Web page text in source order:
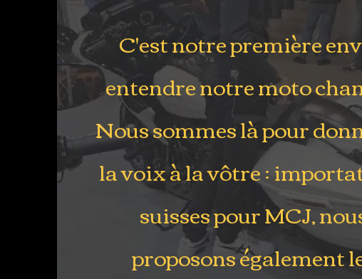
C'est notre première
entendre notre moto
Nous sommes là pour
la voix à la vôtre :
suisses pour MCJ,
proposons également